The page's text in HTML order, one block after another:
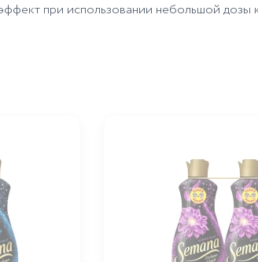
при использовании небольшой